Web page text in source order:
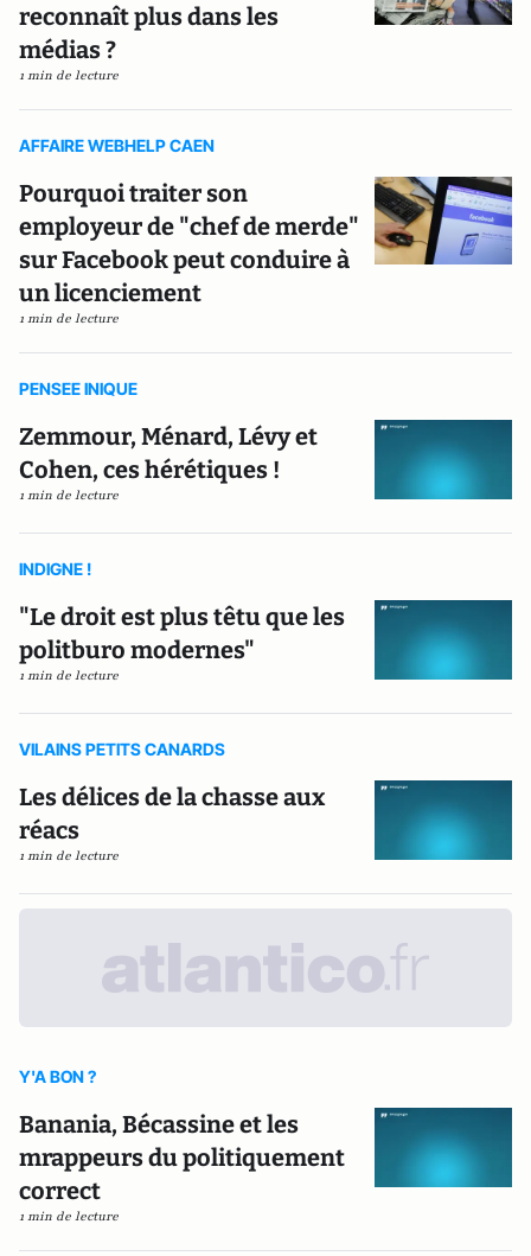
reconnaît plus dans les
médias ?
1 min de lecture
AFFAIRE WEBHELP CAEN
Pourquoi traiter son
employeur de "chef de merde"
sur Facebook peut conduire à
un licenciement
1 min de lecture
PENSEE INIQUE
Zemmour, Ménard, Lévy et
Cohen, ces hérétiques !
1 min de lecture
INDIGNE !
"Le droit est plus têtu que les
politburo modernes"
1 min de lecture
VILAINS PETITS CANARDS
Les délices de la chasse aux
réacs
1 min de lecture
Y'A BON ?
Banania, Bécassine et les
mrappeurs du politiquement
correct
1 min de lecture